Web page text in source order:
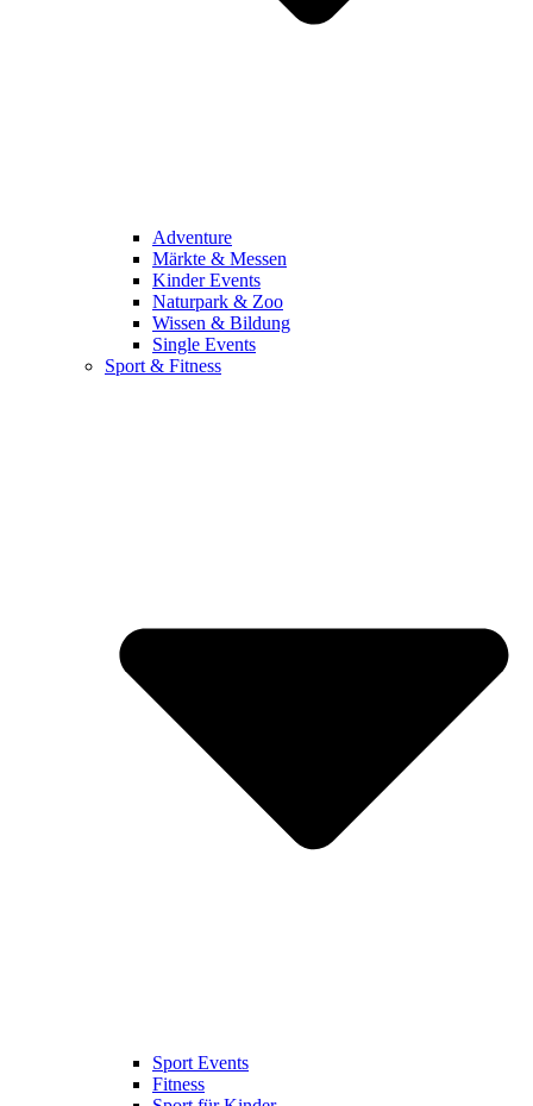
Adventure
Märkte & Messen
Kinder Events
Naturpark & Zoo
Wissen & Bildung
Single Events
Sport & Fitness
Sport Events
Fitness